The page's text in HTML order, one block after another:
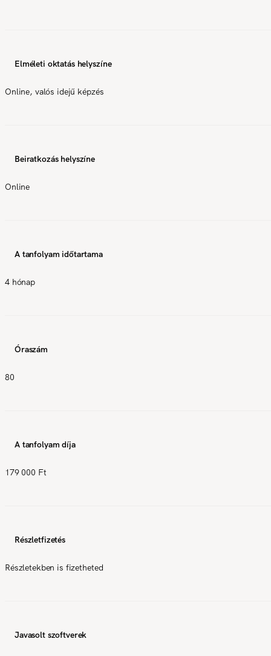
Elméleti oktatás helyszíne
Online, valós idejű képzés
Beiratkozás helyszíne
Online
A tanfolyam időtartama
4 hónap
Óraszám
80
A tanfolyam díja
179 000 Ft
Részletfizetés
Részletekben is fizetheted
Javasolt szoftverek